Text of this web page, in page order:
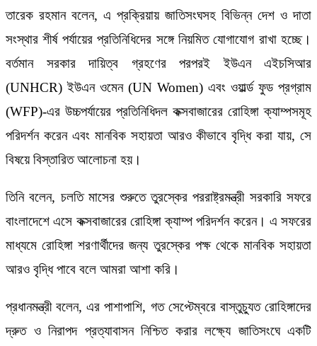
তারেক রহমান বলেন, এ প্রক্রিয়ায় জাতিসংঘসহ বিভিন্ন দেশ ও দাতা
সংস্থার শীর্ষ পর্যায়ের প্রতিনিধিদের সঙ্গে নিয়মিত যোগাযোগ রাখা হচ্ছে।
বর্তমান সরকার দায়িত্ব গ্রহণের পরপরই ইউএন এইচসিআর
(UNHCR) ইউএন ওমেন (UN Women) এবং ওয়ার্ল্ড ফুড প্রগ্রাম
(WFP)-এর উচ্চপর্যায়ের প্রতিনিধিদল কক্সবাজারের রোহিঙ্গা ক্যাম্পসমূহ
পরিদর্শন করেন এবং মানবিক সহায়তা আরও কীভাবে বৃদ্ধি করা যায়, সে
বিষয়ে বিস্তারিত আলোচনা হয়।
তিনি বলেন, চলতি মাসের শুরুতে তুরস্কের পররাষ্ট্রমন্ত্রী সরকারি সফরে
বাংলাদেশে এসে কক্সবাজারের রোহিঙ্গা ক্যাম্প পরিদর্শন করেন। এ সফরের
মাধ্যমে রোহিঙ্গা শরণার্থীদের জন্য তুরস্কের পক্ষ থেকে মানবিক সহায়তা
আরও বৃদ্ধি পাবে বলে আমরা আশা করি।
প্রধানমন্ত্রী বলেন, এর পাশাপাশি, গত সেপ্টেম্বরে বাস্তুচ্যুত রোহিঙ্গাদের
দ্রুত ও নিরাপদ প্রত্যাবাসন নিশ্চিত করার লক্ষ্যে জাতিসংঘে একটি